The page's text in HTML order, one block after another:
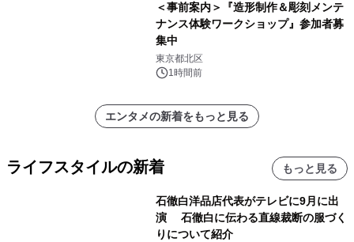
＜事前案内＞『造形制作＆彫刻メンテ
ナンス体験ワークショップ』参加者募
集中
東京都北区
1時間前
エンタメの新着をもっと見る
ライフスタイルの新着 もっと見る
石徹白洋品店代表がテレビに9月に出
演 石徹白に伝わる直線裁断の服づく
りについて紹介